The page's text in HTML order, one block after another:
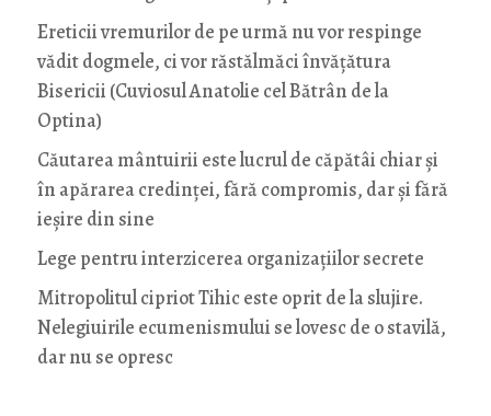
Ereticii vremurilor de pe urmă nu vor respinge
vădit dogmele, ci vor răstălmăci învățătura
Bisericii (Cuviosul Anatolie cel Bătrân de la
Optina)
Căutarea mântuirii este lucrul de căpătâi chiar și
în apărarea credinței, fără compromis, dar și fără
ieșire din sine
Lege pentru interzicerea organizaţiilor secrete
Mitropolitul cipriot Tihic este oprit de la slujire.
Nelegiuirile ecumenismului se lovesc de o stavilă,
dar nu se opresc